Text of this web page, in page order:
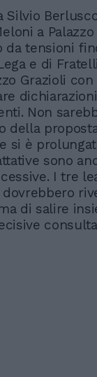
Silvio
a
da tensioni
e di
Grazioli
Non
della
si è
sono
I tre
di salire